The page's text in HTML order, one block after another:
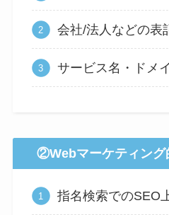
会社/法人などの表
サービス名・ドメ
②Webマーケティング
指名検索でのSEO